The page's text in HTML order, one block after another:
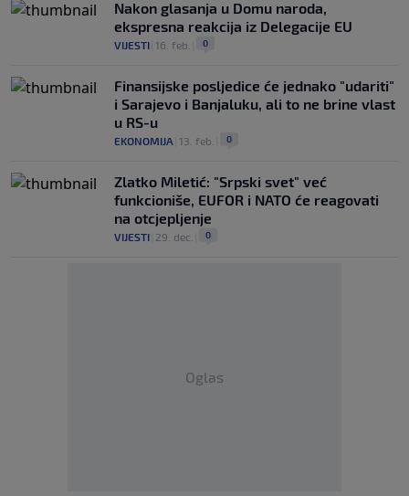
Nakon glasanja u Domu naroda,
ekspresna reakcija iz Delegacije EU
VIJESTI 16. feb. 0
Finansijske posljedice će jednako "udariti"
i Sarajevo i Banjaluku, ali to ne brine vlast
u RS-u
EKONOMIJA 13. feb. 0
Zlatko Miletić: "Srpski svet" već
funkcioniše, EUFOR i NATO će reagovati
na otcjepljenje
VIJESTI 29. dec. 0
Oglas